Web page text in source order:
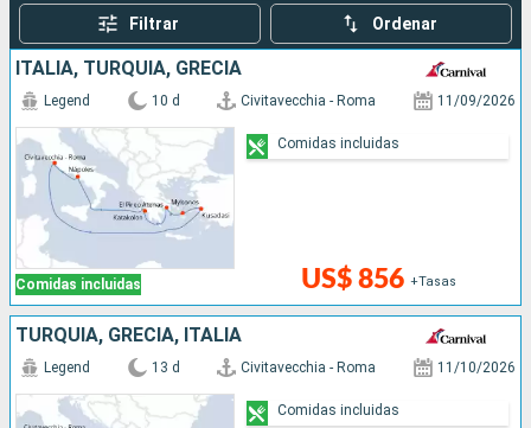
Filtrar Ordenar
ITALIA, TURQUÍA, GRECIA
Comidas incluidas
Legend 10 d Civitavecchia - Roma 11/09/2026
US$ 856 +Tasas
Comidas incluidas
TURQUÍA, GRECIA, ITALIA
Legend 13 d Civitavecchia - Roma 11/10/2026
Comidas incluidas